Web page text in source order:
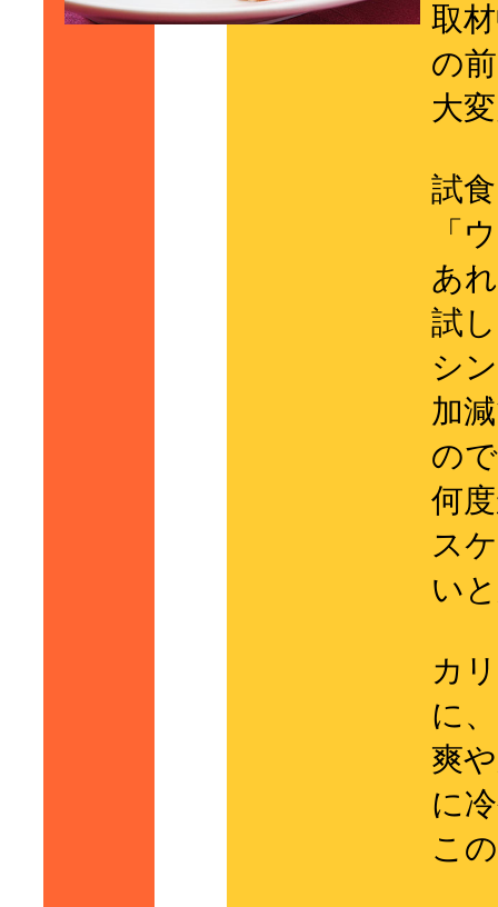
取
の
大
試
「
あ
試
シ
加
の
何
ス
い
カ
に、
爽
に
こ